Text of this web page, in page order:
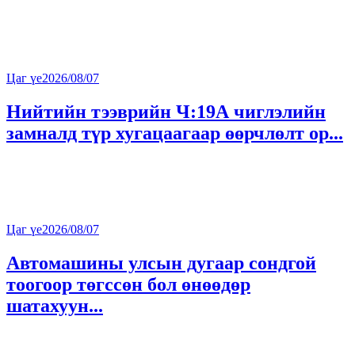
Цаг үе2026/08/07
Нийтийн тээврийн Ч:19А чиглэлийн
замналд түр хугацаагаар өөрчлөлт ор...
Цаг үе2026/08/07
Автомашины улсын дугаар сондгой
тоогоор төгссөн бол өнөөдөр
шатахуун...